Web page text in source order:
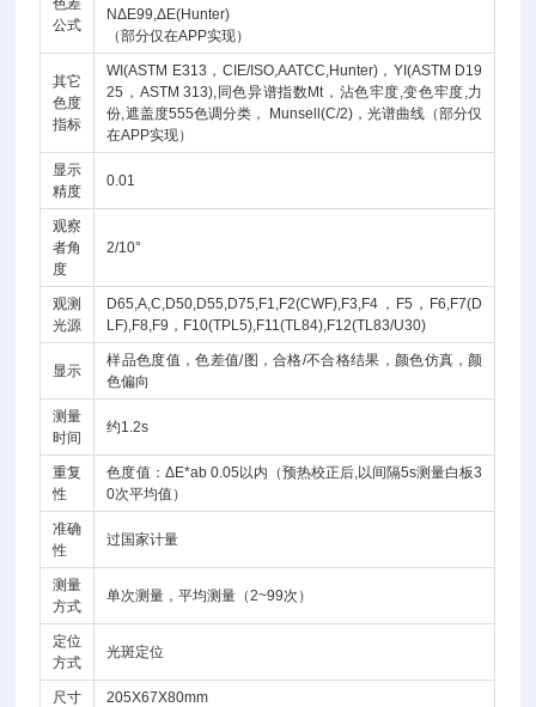
色差
公式
NΔE99,ΔE(Hunter)
（部分仅在APP实现）
其它
色度
指标
WI(ASTM E313，CIE/ISO,AATCC,Hunter)，YI(ASTM D19
25，ASTM 313),同色异谱指数Mt，沾色牢度,变色牢度,力
份,遮盖度555色调分类， Munsell(C/2)，光谱曲线（部分仅
在APP实现）
显示
精度
0.01
观察
者角
度
2/10°
观测
光源
D65,A,C,D50,D55,D75,F1,F2(CWF),F3,F4，F5，F6,F7(D
LF),F8,F9，F10(TPL5),F11(TL84),F12(TL83/U30)
显示
样品色度值，色差值/图，合格/不合格结果，颜色仿真，颜
色偏向
测量
时间
约1.2s
重复
性
色度值：ΔE*ab 0.05以内（预热校正后,以间隔5s测量白板3
0次平均值）
准确
性
过国家计量
测量
方式
单次测量，平均测量（2~99次）
定位
方式
光斑定位
尺寸 205X67X80mm